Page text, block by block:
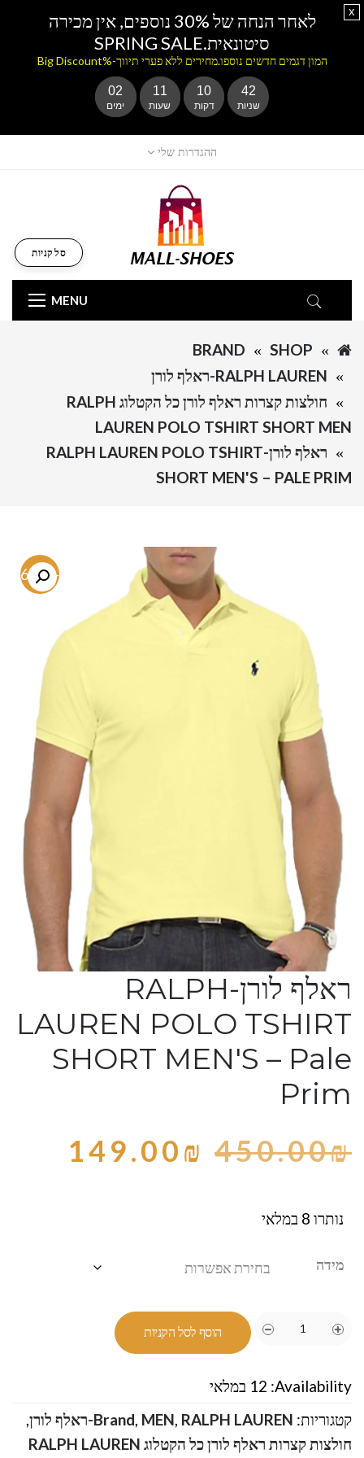
ההגדרות שלי
MENU
סל קניות
SHOP
BRAND
RALPH LAUREN-ראלף לורן
חולצות קצרות ראלף לורן כל הקטלוג RALPH
LAUREN POLO TSHIRT SHORT MEN
ראלף לורן-RALPH LAUREN POLO TSHIRT
SHORT MEN'S – PALE PRIM
-66.9%
ראלף לורן-RALPH
LAUREN POLO TSHIRT
SHORT MEN'S – Pale
Prim
450.00₪
149.00₪
נותרו 8 במלאי
מידה
הוסף לסל הקניות
Availability: 12 במלאי
קטגוריות:
Brand, MEN, RALPH LAUREN-ראלף לורן
,
חולצות קצרות ראלף לורן כל הקטלוג RALPH LAUREN
לאחר הנחה של 30% נוספים, אין מכירה
סיטונאית.SPRING SALE
המון דגמים חדשים נוספו.מחירים ללא פערי תיווך-%Big Discount
02
ימים
11
שעות
10
דקות
42
שניות
x